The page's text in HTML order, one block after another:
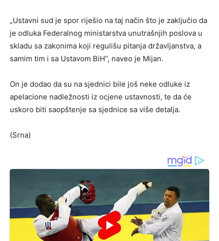
„Ustavni sud je spor riješio na taj način što je zaključio da
je odluka Federalnog ministarstva unutrašnjih poslova u
skladu sa zakonima koji regulišu pitanja državljanstva, a
samim tim i sa Ustavom BiH“, naveo je Mijan.
On je dodao da su na sjednici bile još neke odluke iz
apelacione nadležnosti iz ocjene ustavnosti, te da će
uskoro biti saopštenje sa sjednice sa više detalja.
(Srna)